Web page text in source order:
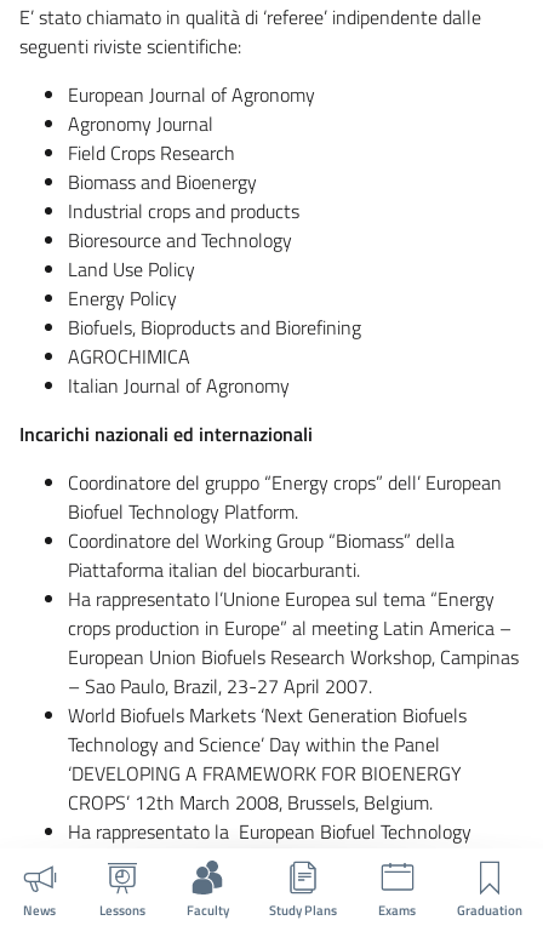
E’ stato chiamato in qualità di ‘referee’ indipendente dalle
seguenti riviste scientifiche:
European Journal of Agronomy
Agronomy Journal
Field Crops Research
Biomass and Bioenergy
Industrial crops and products
Bioresource and Technology
Land Use Policy
Energy Policy
Biofuels, Bioproducts and Biorefining
AGROCHIMICA
Italian Journal of Agronomy
Incarichi nazionali ed internazionali
Coordinatore del gruppo “Energy crops” dell’ European
Biofuel Technology Platform.
Coordinatore del Working Group “Biomass” della
Piattaforma italian del biocarburanti.
Ha rappresentato l’Unione Europea sul tema “Energy
crops production in Europe” al meeting Latin America –
European Union Biofuels Research Workshop, Campinas
– Sao Paulo, Brazil, 23-27 April 2007.
World Biofuels Markets ‘Next Generation Biofuels
Technology and Science’ Day within the Panel
‘DEVELOPING A FRAMEWORK FOR BIOENERGY
CROPS’ 12th March 2008, Brussels, Belgium.
Ha rappresentato la European Biofuel Technology
Platform al meeting EU-INDIA S&T COOPERATION
DAYS IN FOOD, AGRICULTURE, FISHERIES
BIOTECHNOLOGIES & HEALTH RESEARCH, 4-6
News Lessons Faculty Study Plans Exams Graduation